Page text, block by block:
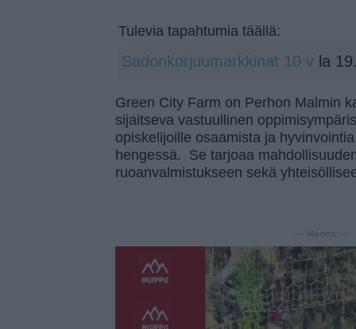
Tulevia tapahtumia täällä:
Sadonkorjuumarkkinat 10 v la
Green City Farm on Perhon Malmin
sijaitseva vastuullinen
opiskelijoille osaamista ja
hengessä. Se tarjoaa
ruoanvalmistukseen sekä
— Mainos —